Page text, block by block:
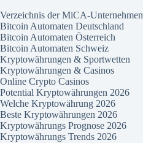
Verzeichnis der MiCA-Unternehmen
Bitcoin Automaten Deutschland
Bitcoin Automaten Österreich
Bitcoin Automaten Schweiz
Kryptowährungen & Sportwetten
Kryptowährungen & Casinos
Online Crypto Casinos
Potential Kryptowährungen 2026
Welche Kryptowährung 2026
Beste Kryptowährungen 2026
Kryptowährungs Prognose 2026
Kryptowährungs Trends 2026